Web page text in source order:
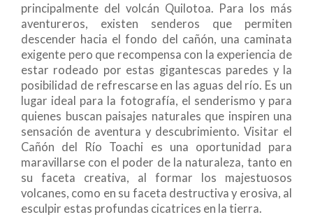
principalmente del volcán Quilotoa. Para los más
aventureros, existen senderos que permiten
descender hacia el fondo del cañón, una caminata
exigente pero que recompensa con la experiencia de
estar rodeado por estas gigantescas paredes y la
posibilidad de refrescarse en las aguas del río. Es un
lugar ideal para la fotografía, el senderismo y para
quienes buscan paisajes naturales que inspiren una
sensación de aventura y descubrimiento. Visitar el
Cañón del Río Toachi es una oportunidad para
maravillarse con el poder de la naturaleza, tanto en
su faceta creativa, al formar los majestuosos
volcanes, como en su faceta destructiva y erosiva, al
esculpir estas profundas cicatrices en la tierra.